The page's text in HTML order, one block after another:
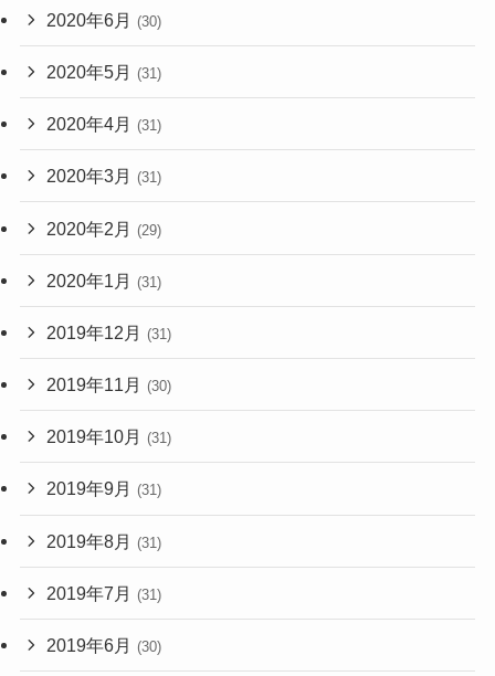
2020年6月 (30)
2020年5月 (31)
2020年4月 (31)
2020年3月 (31)
2020年2月 (29)
2020年1月 (31)
2019年12月 (31)
2019年11月 (30)
2019年10月 (31)
2019年9月 (31)
2019年8月 (31)
2019年7月 (31)
2019年6月 (30)